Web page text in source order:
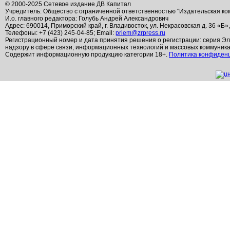
© 2000-2025 Сетевое издание ДВ Капитал
Учредитель: Общество с ограниченной ответственностью "Издательская
И.о. главного редактора: Голубь Андрей Александрович
Адрес: 690014, Приморский край, г. Владивосток, ул. Некрасовская д. 36
Телефоны: +7 (423) 245-04-85; Email: priem@zrpress.ru
Регистрационный номер и дата принятия решения о регистрации: серия
надзору в сфере связи, информационных технологий и массовых
Содержит информационную продукцию категории 18+. Политика